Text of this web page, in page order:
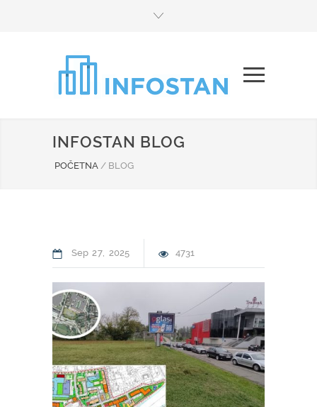
INFOSTAN BLOG
POČETNA / BLOG
Sep 27 2025 4731